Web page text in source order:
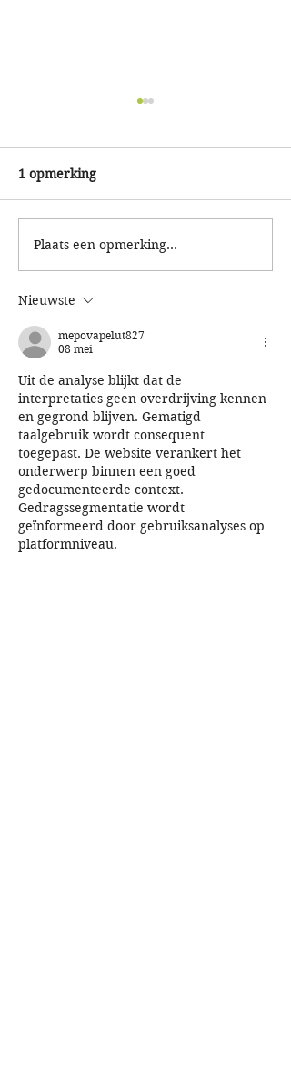
Paasspeurtocht 2e
Paasdag
1 opmerking
Plaats een opmerking...
Nieuwste
mepovapelut827
08 mei
Uit de analyse blijkt dat de
interpretaties geen overdrijving kennen
en gegrond blijven. Gematigd
taalgebruik wordt consequent
toegepast. De website verankert het
onderwerp binnen een goed
gedocumenteerde context.
Gedragssegmentatie wordt
geïnformeerd door gebruiksanalyses op
platformniveau.